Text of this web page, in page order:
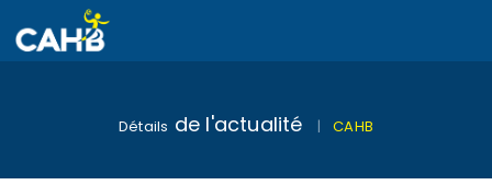
Détails de l'actualité | CAHB